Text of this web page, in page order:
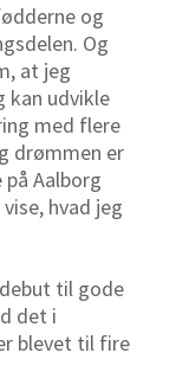
og
Og
at jeg
kan udvikle
med flere
drømmen er
Aalborg
hvad jeg
til gode
det i
blevet til fire